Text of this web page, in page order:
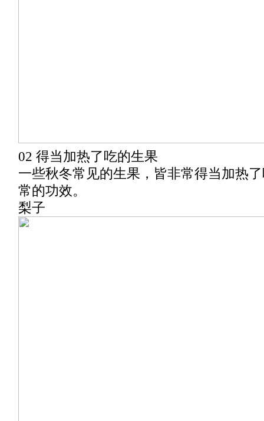
02 得当加热了吃的生果
一些秋冬常见的生果，皆非常得当加热
常的功效。
梨子